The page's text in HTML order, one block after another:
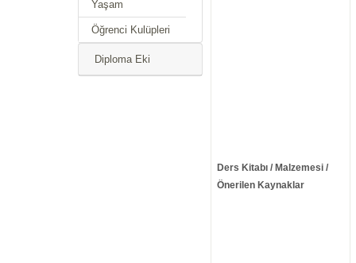
Yaşam
Öğrenci Kulüpleri
Diploma Eki
Ders Kitabı / Malzemesi /
Önerilen Kaynaklar